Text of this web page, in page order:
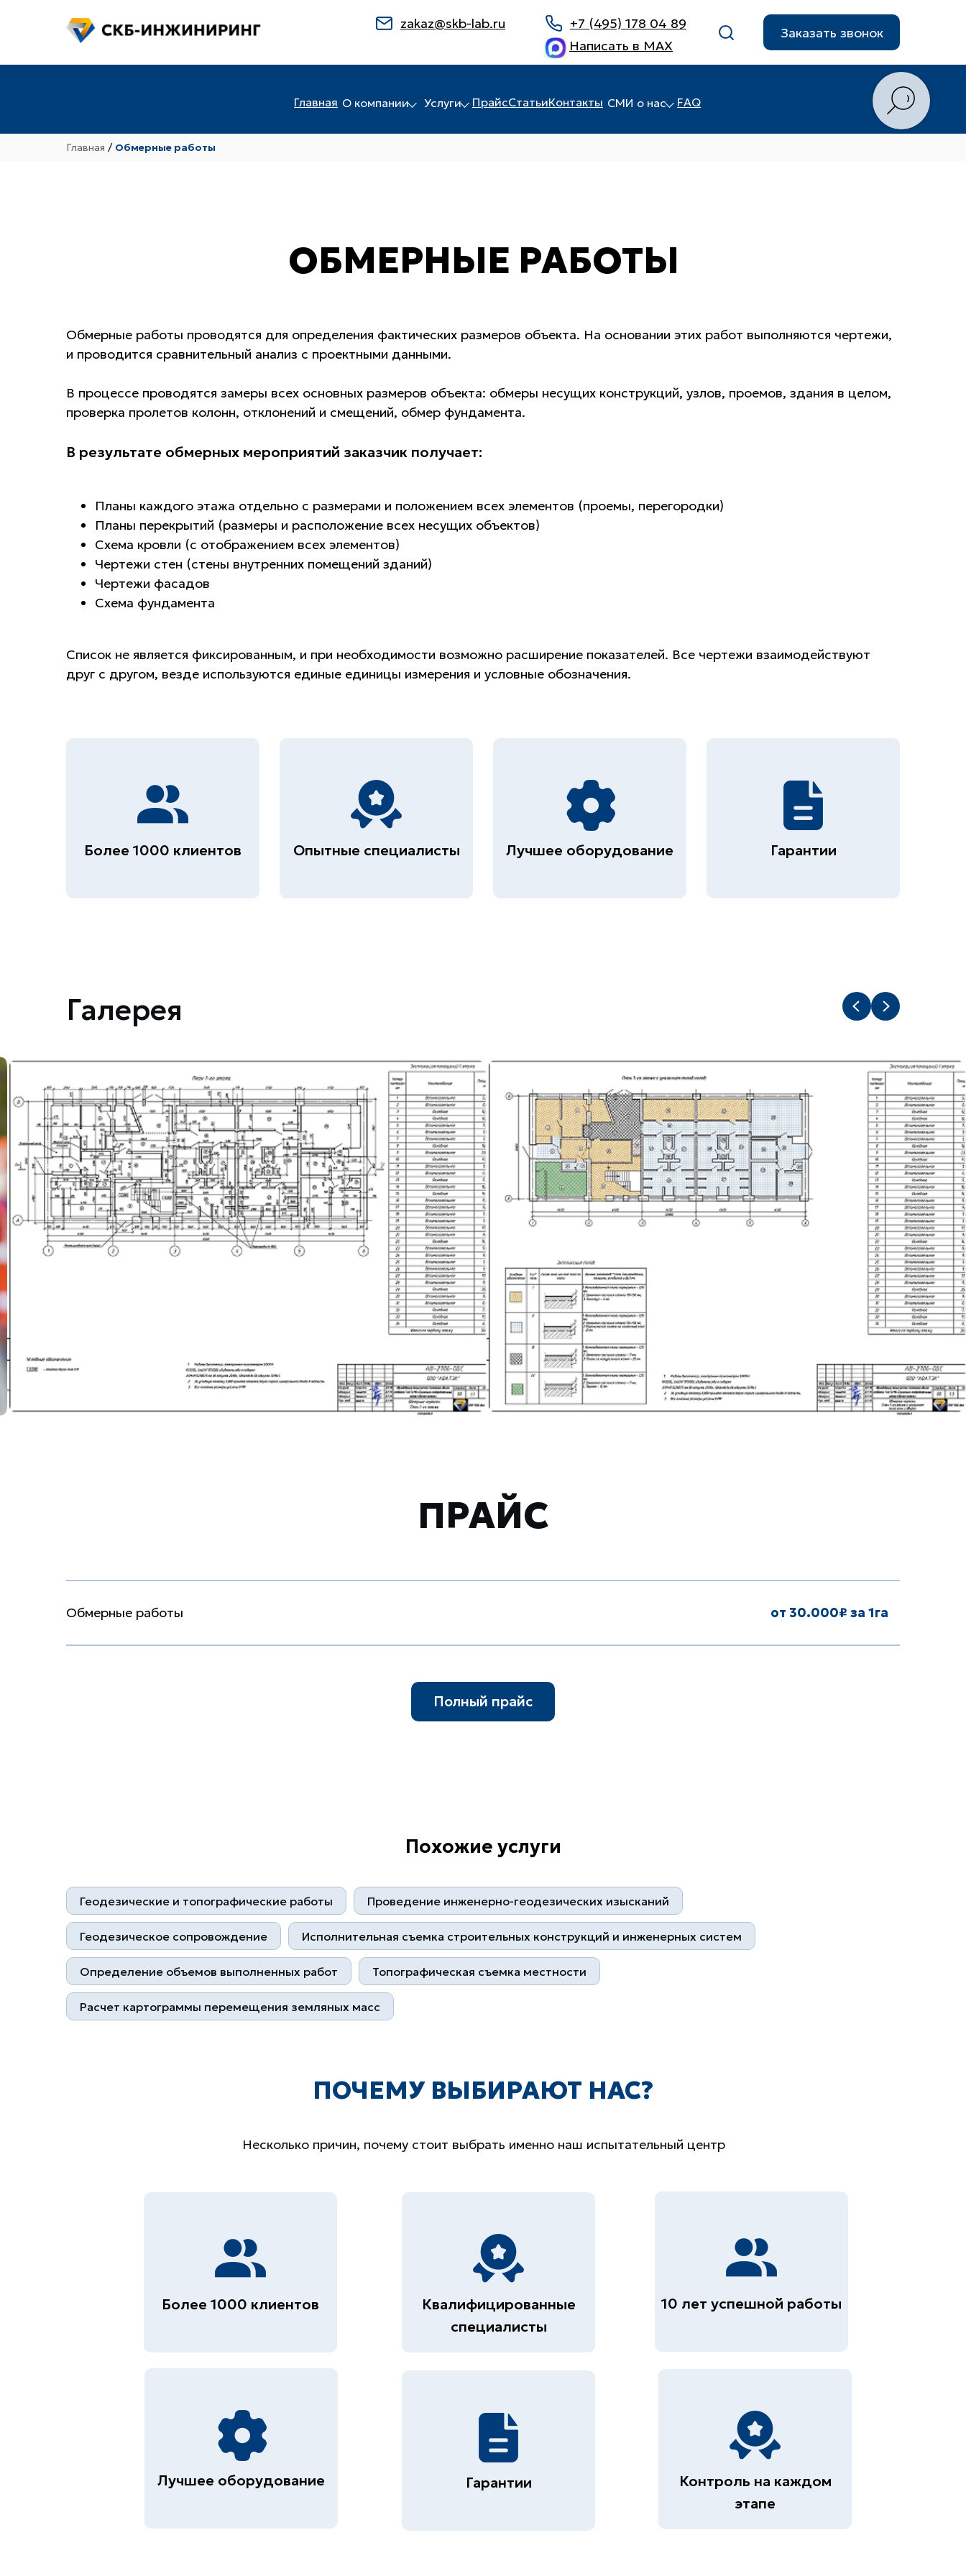
Написать в MAX
zakaz@skb-lab.ru +7 (495) 178 04 89
Заказать звонок
Главная О компании Услуги ПрайсСтатьиКонтакты СМИ о нас FAQ
Главная / Обмерные работы
ОБМЕРНЫЕ РАБОТЫ
Обмерные работы проводятся для определения фактических размеров объекта. На основании этих работ выполняются чертежи,
и проводится сравнительный анализ с проектными данными.
В процессе проводятся замеры всех основных размеров объекта: обмеры несущих конструкций, узлов, проемов, здания в целом,
проверка пролетов колонн, отклонений и смещений, обмер фундамента.
В результате обмерных мероприятий заказчик получает:
Планы каждого этажа отдельно с размерами и положением всех элементов (проемы, перегородки)
Планы перекрытий (размеры и расположение всех несущих объектов)
Схема кровли (с отображением всех элементов)
Чертежи стен (стены внутренних помещений зданий)
Чертежи фасадов
Схема фундамента
Список не является фиксированным, и при необходимости возможно расширение показателей. Все чертежи взаимодействуют
друг с другом, везде используются единые единицы измерения и условные обозначения.
Гарантии
Лучшее оборудование
Опытные специалисты
Более 1000 клиентов
Галерея
ПРАЙС
от 30.000₽ за 1га
Полный прайс
Обмерные работы
Похожие услуги
Геодезические и топографические работы Проведение инженерно-геодезических изысканий
Геодезическое сопровождение Исполнительная съемка строительных конструкций и инженерных систем
Определение объемов выполненных работ Топографическая съемка местности
Расчет картограммы перемещения земляных масс
Несколько причин, почему стоит выбрать именно наш испытательный центр
ПОЧЕМУ ВЫБИРАЮТ НАС?
Гарантии
Лучшее оборудование
Квалифицированные
специалисты
Контроль на каждом
этапе
Более 1000 клиентов 10 лет успешной работы